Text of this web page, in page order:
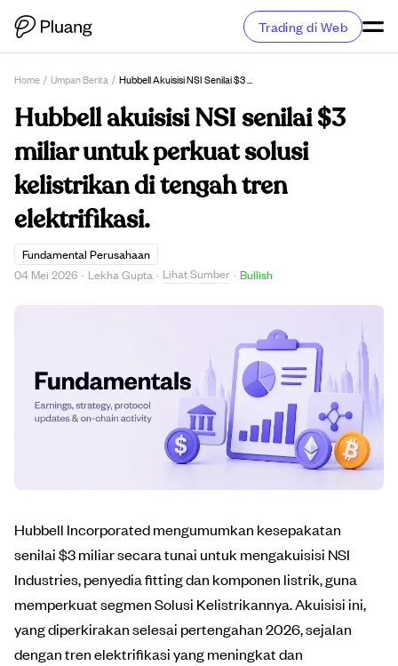
Trading di Web
Home / Umpan Berita / Hubbell Akuisisi NSI Senilai $3 Miliar Untuk Perkuat Solusi Kelistrikan Di Tengah Tren Elektrifikasi.
Hubbell akuisisi NSI senilai $3
miliar untuk perkuat solusi
kelistrikan di tengah tren
elektrifikasi.
Fundamental Perusahaan
04 Mei 2026 · Lekha Gupta · Lihat Sumber · Bullish
Hubbell Incorporated mengumumkan kesepakatan
senilai $3 miliar secara tunai untuk mengakuisisi NSI
Industries, penyedia fitting dan komponen listrik, guna
memperkuat segmen Solusi Kelistrikannya. Akuisisi ini,
yang diperkirakan selesai pertengahan 2026, sejalan
dengan tren elektrifikasi yang meningkat dan